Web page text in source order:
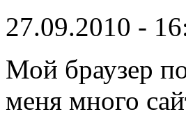
27.09.2010 -
Мой браузер
меня много